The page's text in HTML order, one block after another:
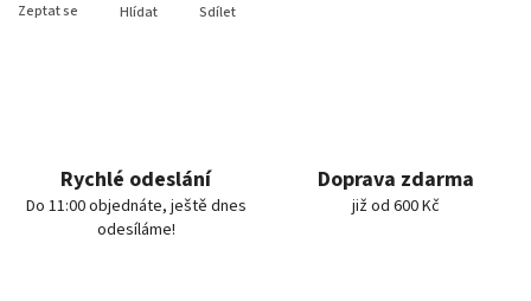
Zeptat se Hlídat Sdílet
Rychlé odeslání
Do 11:00 objednáte, ještě dnes
odesíláme!
Doprava zdarma
již od 600 Kč